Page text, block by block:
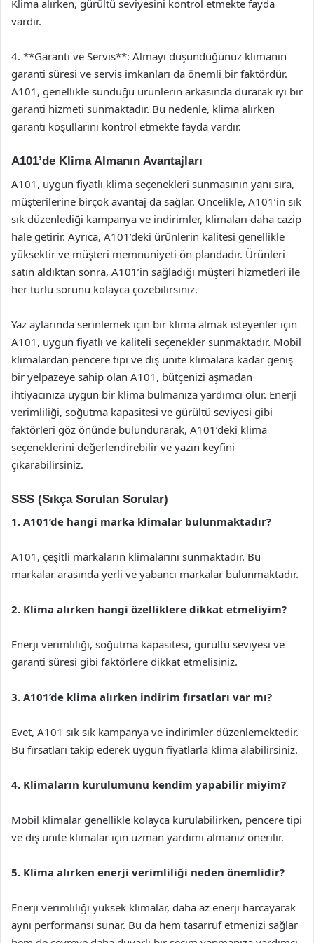
Klima alırken, gürültü seviyesini kontrol etmekte fayda
vardır.
4. **Garanti ve Servis**: Almayı düşündüğünüz klimanın
garanti süresi ve servis imkanları da önemli bir faktördür.
A101, genellikle sunduğu ürünlerin arkasında durarak iyi bir
garanti hizmeti sunmaktadır. Bu nedenle, klima alırken
garanti koşullarını kontrol etmekte fayda vardır.
A101’de Klima Almanın Avantajları
A101, uygun fiyatlı klima seçenekleri sunmasının yanı sıra,
müşterilerine birçok avantaj da sağlar. Öncelikle, A101’in sık
sık düzenlediği kampanya ve indirimler, klimaları daha cazip
hale getirir. Ayrıca, A101’deki ürünlerin kalitesi genellikle
yüksektir ve müşteri memnuniyeti ön plandadır. Ürünleri
satın aldıktan sonra, A101’in sağladığı müşteri hizmetleri ile
her türlü sorunu kolayca çözebilirsiniz.
Yaz aylarında serinlemek için bir klima almak isteyenler için
A101, uygun fiyatlı ve kaliteli seçenekler sunmaktadır. Mobil
klimalardan pencere tipi ve dış ünite klimalara kadar geniş
bir yelpazeye sahip olan A101, bütçenizi aşmadan
ihtiyacınıza uygun bir klima bulmanıza yardımcı olur. Enerji
verimliliği, soğutma kapasitesi ve gürültü seviyesi gibi
faktörleri göz önünde bulundurarak, A101’deki klima
seçeneklerini değerlendirebilir ve yazın keyfini
çıkarabilirsiniz.
SSS (Sıkça Sorulan Sorular)
1. A101’de hangi marka klimalar bulunmaktadır?
A101, çeşitli markaların klimalarını sunmaktadır. Bu
markalar arasında yerli ve yabancı markalar bulunmaktadır.
2. Klima alırken hangi özelliklere dikkat etmeliyim?
Enerji verimliliği, soğutma kapasitesi, gürültü seviyesi ve
garanti süresi gibi faktörlere dikkat etmelisiniz.
3. A101’de klima alırken indirim fırsatları var mı?
Evet, A101 sık sık kampanya ve indirimler düzenlemektedir.
Bu fırsatları takip ederek uygun fiyatlarla klima alabilirsiniz.
4. Klimaların kurulumunu kendim yapabilir miyim?
Mobil klimalar genellikle kolayca kurulabilirken, pencere tipi
ve dış ünite klimalar için uzman yardımı almanız önerilir.
5. Klima alırken enerji verimliliği neden önemlidir?
Enerji verimliliği yüksek klimalar, daha az enerji harcayarak
aynı performansı sunar. Bu da hem tasarruf etmenizi sağlar